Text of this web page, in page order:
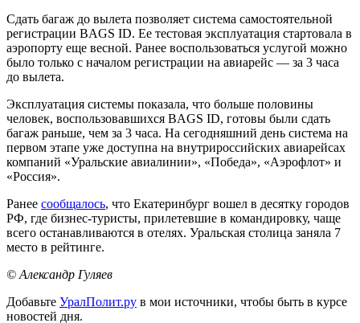
Сдать багаж до вылета позволяет система самостоятельной
регистрации BAGS ID. Ее тестовая эксплуатация стартовала в
аэропорту еще весной. Ранее воспользоваться услугой можно
было только с началом регистрации на авиарейс — за 3 часа
до вылета.
Эксплуатация системы показала, что больше половины
человек, воспользовавшихся BAGS ID, готовы были сдать
багаж раньше, чем за 3 часа. На сегодняшний день система на
первом этапе уже доступна на внутрироссийских авиарейсах
компаний «Уральские авиалинии», «Победа», «Аэрофлот» и
«Россия».
Ранее сообщалось, что Екатеринбург вошел в десятку городов
РФ, где бизнес-туристы, прилетевшие в командировку, чаще
всего останавливаются в отелях. Уральская столица заняла 7
место в рейтинге.
© Александр Гуляев
Добавьте УралПолит.ру в мои источники, чтобы быть в курсе
новостей дня.